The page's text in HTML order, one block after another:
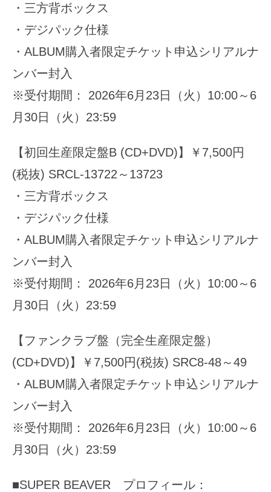
・三方背ボックス
・デジパック仕様
・ALBUM購入者限定チケット申込シリアルナ
ンバー封入
※受付期間： 2026年6月23日（火）10:00～6
月30日（火）23:59
【初回生産限定盤B (CD+DVD)】￥7,500円
(税抜) SRCL-13722～13723
・三方背ボックス
・デジパック仕様
・ALBUM購入者限定チケット申込シリアルナ
ンバー封入
※受付期間： 2026年6月23日（火）10:00～6
月30日（火）23:59
【ファンクラブ盤（完全生産限定盤）
(CD+DVD)】￥7,500円(税抜) SRC8-48～49
・ALBUM購入者限定チケット申込シリアルナ
ンバー封入
※受付期間： 2026年6月23日（火）10:00～6
月30日（火）23:59
■SUPER BEAVER プロフィール：